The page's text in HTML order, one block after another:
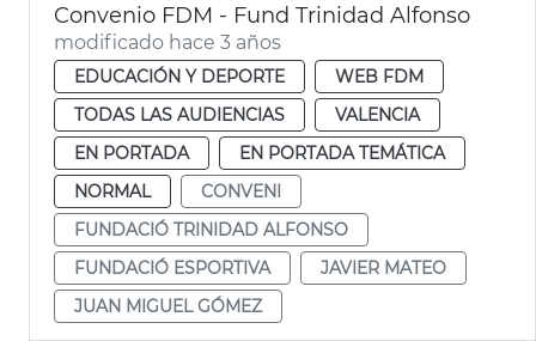
Convenio FDM - Fund Trinidad Alfonso
modificado hace 3 años
EDUCACIÓN Y DEPORTE
WEB FDM
TODAS LAS AUDIENCIAS
VALENCIA
EN PORTADA
EN PORTADA TEMÁTICA
NORMAL
CONVENI
FUNDACIÓ TRINIDAD ALFONSO
FUNDACIÓ ESPORTIVA
JAVIER MATEO
JUAN MIGUEL GÓMEZ